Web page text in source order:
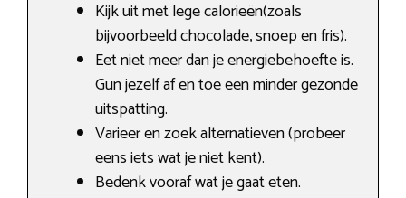
Kijk uit met lege calorieën(zoals
bijvoorbeeld chocolade, snoep en fris).
Eet niet meer dan je energiebehoefte is.
Gun jezelf af en toe een minder gezonde
uitspatting.
Varieer en zoek alternatieven (probeer
eens iets wat je niet kent).
Bedenk vooraf wat je gaat eten.